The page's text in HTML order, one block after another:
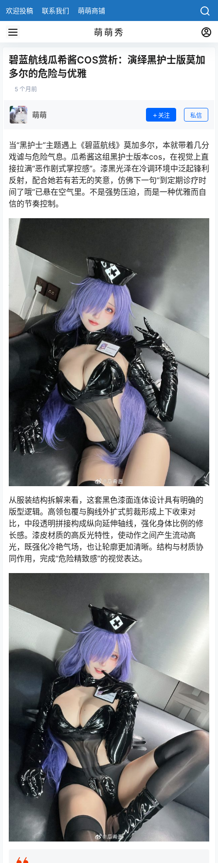
欢迎投稿 联系我们 萌萌商铺
萌萌秀
碧蓝航线瓜希酱COS赏析：演绎黑护士版莫加
多尔的危险与优雅
5 个月前
萌萌 关注 私信
当“黑护士”主题遇上《碧蓝航线》莫加多尔，本就带着几分
戏谑与危险气息。瓜希酱这组黑护士版本cos，在视觉上直
接拉满“恶作剧式掌控感”。漆黑光泽在冷调环境中泛起锋利
反射，配合她若有若无的笑意，仿佛下一句“到定期诊疗时
间了哦”已悬在空气里。不是强势压迫，而是一种优雅而自
信的节奏控制。
从服装结构拆解来看，这套黑色漆面连体设计具有明确的
版型逻辑。高领包覆与胸线外扩式剪裁形成上下收束对
比，中段透明拼接构成纵向延伸轴线，强化身体比例的修
长感。漆皮材质的高反光特性，使动作之间产生流动高
光，既强化冷艳气场，也让轮廓更加清晰。结构与材质协
同作用，完成“危险精致感”的视觉表达。